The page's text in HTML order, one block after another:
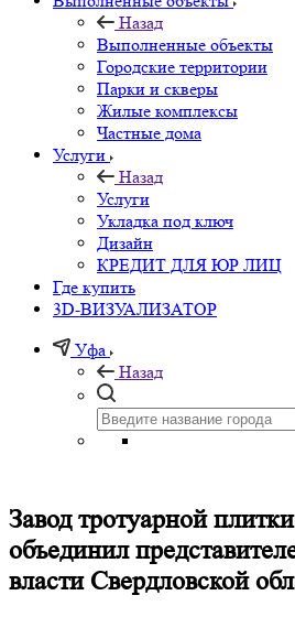
Назад
Выполненные объекты
Городские территории
Парки и скверы
Жилые комплексы
Частные дома
Услуги
Назад
Услуги
Укладка под ключ
Дизайн
КРЕДИТ ДЛЯ ЮР ЛИЦ
Где купить
3D-ВИЗУАЛИЗАТОР
Уфа
Назад
Завод тротуарной
объединил
власти Свердловской